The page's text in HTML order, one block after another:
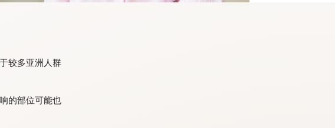
较多亚洲人群
的部位可能也